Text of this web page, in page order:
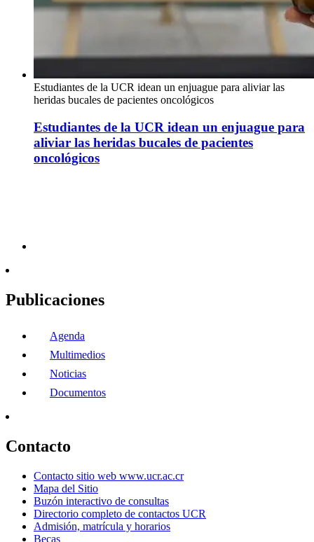
Estudiantes de la UCR idean un enjuague para aliviar las
heridas bucales de pacientes oncológicos
Estudiantes de la UCR idean un enjuague para
aliviar las heridas bucales de pacientes
oncológicos
Publicaciones
Agenda
Multimedios
Noticias
Documentos
Contacto
Contacto sitio web www.ucr.ac.cr
Mapa del Sitio
Buzón interactivo de consultas
Directorio completo de contactos UCR
Admisión, matrícula y horarios
Becas